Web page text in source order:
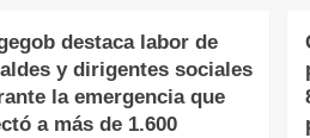
destaca labor de
y dirigentes sociales
la emergencia que
a más de 1.600